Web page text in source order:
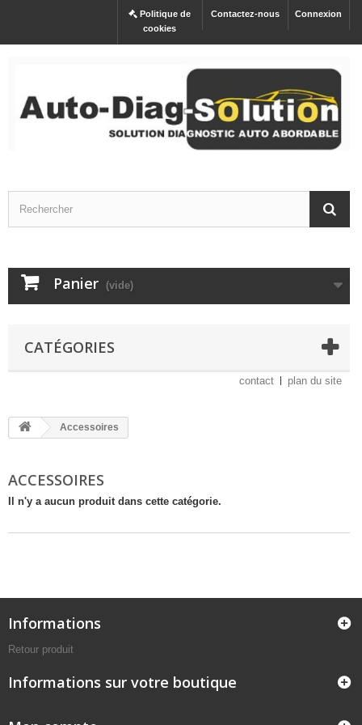
Connexion
Contactez-nous
Politique de
cookies
Panier (vide)
CATÉGORIES
contact plan du site
Accessoires
ACCESSOIRES
Il n'y a aucun produit dans cette catégorie.
Informations
Retour produit
Informations sur votre boutique